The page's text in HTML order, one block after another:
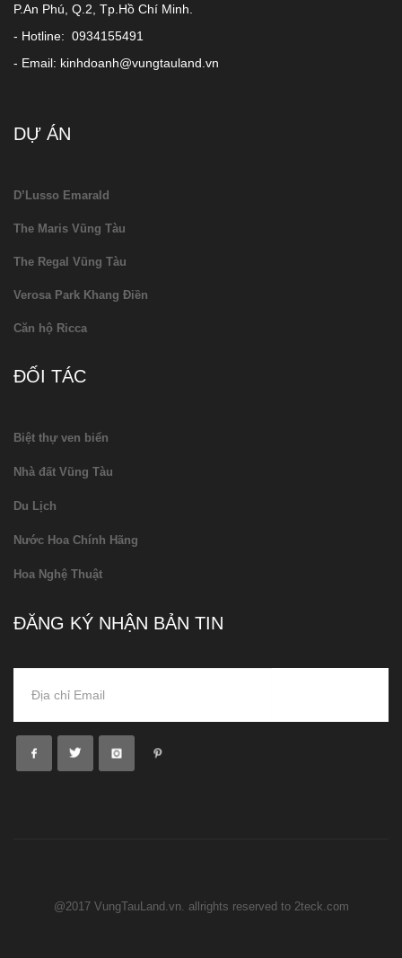
P.An Phú, Q.2, Tp.Hồ Chí Minh.
- Hotline: 0934155491
- Email: kinhdoanh@vungtauland.vn
DỰ ÁN
D’Lusso Emarald
The Maris Vũng Tàu
The Regal Vũng Tàu
Verosa Park Khang Điền
Căn hộ Ricca
ĐỐI TÁC
Biệt thự ven biển
Nhà đất Vũng Tàu
Du Lịch
Nước Hoa Chính Hãng
Hoa Nghệ Thuật
ĐĂNG KÝ NHẬN BẢN TIN
@2017 VungTauLand.vn. allrights reserved to 2teck.com